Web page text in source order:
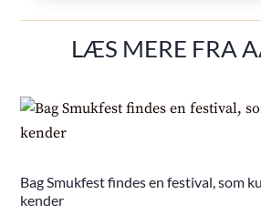
LÆS MERE FRA
Bag Smukfest findes en festival, som
kender